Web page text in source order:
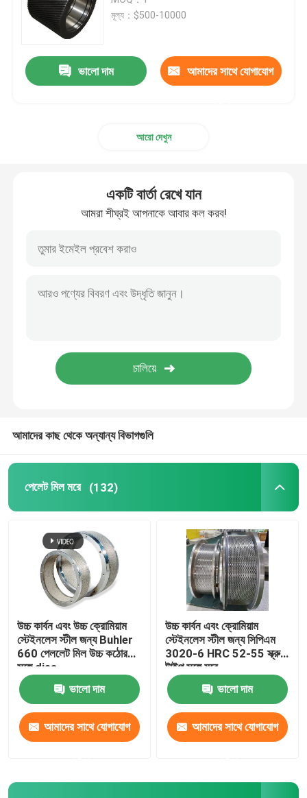
পেলেট মিল মরে
এক্সট্রুডার ফ্ল্যাট ডাই
হ্যামার মিল সিভ
সমাবেশ ও অন্যান্য আনুষাঙ্গিক
অটোমেটিক কাউন্টারসিং মেশিন
স্বয়ংক্রিয় নাকাল মেশিন
মূল্য：$500-10000
ভালো দাম আমাদের সাথে যোগাযোগ
আরো দেখুন
একটি বার্তা রেখে যান
আমরা শীঘ্রই আপনাকে আবার কল করব!
আমাদের কাছ থেকে অন্যান্য বিভাগগুলি
পেলেট মিল মরে (132)
উচ্চ কার্বন এবং উচ্চ ক্রোমিয়াম
স্টেইনলেস স্টীল জন্য Buhler
660 পেললেট মিল উচ্চ কঠোরতা
সঙ্গে dies
ভালো দাম
আমাদের সাথে যোগাযোগ
উচ্চ কার্বন এবং ক্রোমিয়াম
স্টেইনলেস স্টীল জন্য সিপিএম
3020-6 HRC 52-55 স্ক্রু
টাইপ সঙ্গে মরে
ভালো দাম
আমাদের সাথে যোগাযোগ